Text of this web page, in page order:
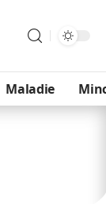
Maladie